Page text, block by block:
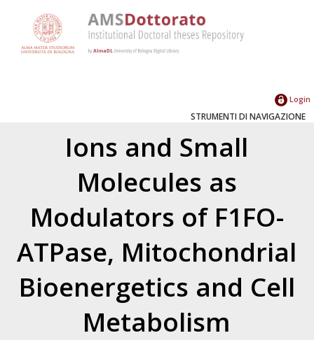
Login
STRUMENTI DI NAVIGAZIONE
Ions and Small
Molecules as
Modulators of F1FO-
ATPase, Mitochondrial
Bioenergetics and Cell
Metabolism